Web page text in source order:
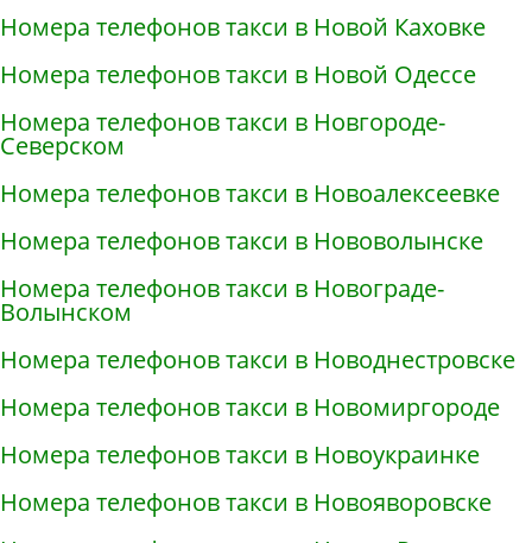
Номера телефонов такси в Новой Каховке
Номера телефонов такси в Новой Одессе
Номера телефонов такси в Новгороде-
Северском
Номера телефонов такси в Новоалексеевке
Номера телефонов такси в Нововолынске
Номера телефонов такси в Новограде-
Волынском
Номера телефонов такси в Новоднестровске
Номера телефонов такси в Новомиргороде
Номера телефонов такси в Новоукраинке
Номера телефонов такси в Новояворовске